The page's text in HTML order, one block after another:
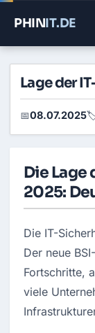
PHINIT.DE
Lage der
📅08.07.2025
Die Lage
2025:
Die IT-
Der neue
Fortschritte,
viele